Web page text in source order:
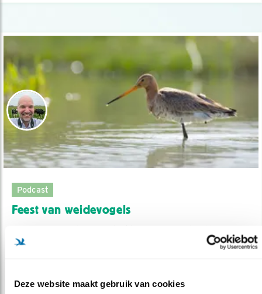
Deze website maakt gebruik van cookies
Podcast
Feest van weidevogels
jonge boer met een hart voor ..
Arjan Berben